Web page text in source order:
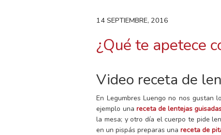
14 SEPTIEMBRE, 2016
¿Qué te apetece
Video receta de
En Legumbres Luengo no nos gustan
ejemplo una receta de lentejas
la mesa; y otro día el cuerpo te pide
en un pispás preparas unareceta de